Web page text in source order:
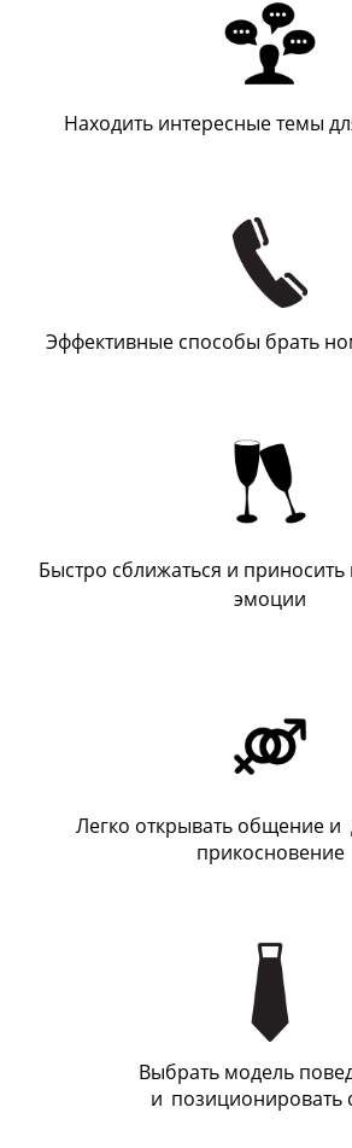
Находить интересные темы
Эффективные способы брать
Быстро сближаться и
эмоции
Легко открывать общение и
прикосновение
Выбрать модель
и позиционировать